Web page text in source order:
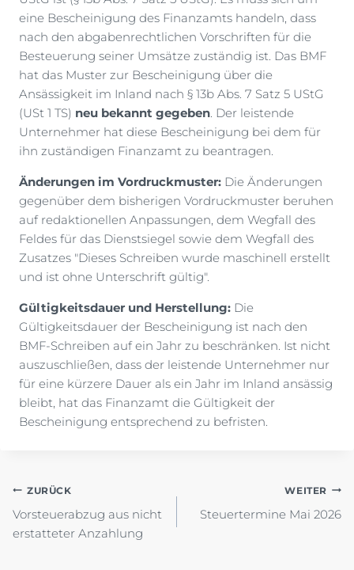
eine Bescheinigung des Finanzamts handeln, dass
nach den abgabenrechtlichen Vorschriften für die
Besteuerung seiner Umsätze zuständig ist. Das BMF
hat das Muster zur Bescheinigung über die
Ansässigkeit im Inland nach § 13b Abs. 7 Satz 5 UStG
(USt 1 TS) neu bekannt gegeben. Der leistende
Unternehmer hat diese Bescheinigung bei dem für
ihn zuständigen Finanzamt zu beantragen.
Änderungen im Vordruckmuster: Die Änderungen
gegenüber dem bisherigen Vordruckmuster beruhen
auf redaktionellen Anpassungen, dem Wegfall des
Feldes für das Dienstsiegel sowie dem Wegfall des
Zusatzes "Dieses Schreiben wurde maschinell erstellt
und ist ohne Unterschrift gültig".
Gültigkeitsdauer und Herstellung: Die
Gültigkeitsdauer der Bescheinigung ist nach den
BMF-Schreiben auf ein Jahr zu beschränken. Ist nicht
auszuschließen, dass der leistende Unternehmer nur
für eine kürzere Dauer als ein Jahr im Inland ansässig
bleibt, hat das Finanzamt die Gültigkeit der
Bescheinigung entsprechend zu befristen.
Beitragsnavigation
ZURÜCK
Vorsteuerabzug aus nicht
erstatteter Anzahlung
WEITER
Steuertermine Mai 2026